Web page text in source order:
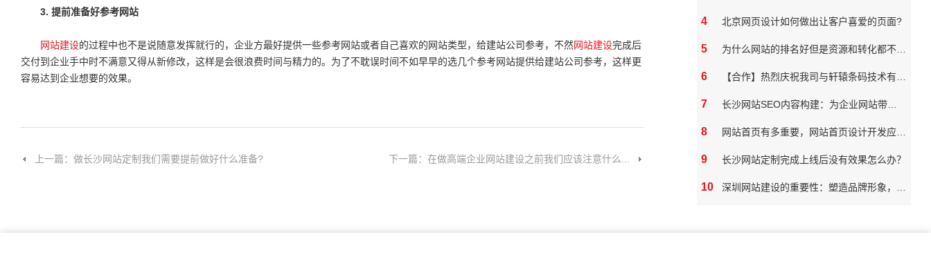
3. 提前准备好参考网站
网站建设的过程中也不是说随意发挥就行的，企业方最好提供一些参考网站或者自己喜欢的网站类型，给建站公司参考，不然网站建设完成后
交付到企业手中时不满意又得从新修改，这样是会很浪费时间与精力的。为了不耽误时间不如早早的选几个参考网站提供给建站公司参考，这样更
容易达到企业想要的效果。
上一篇：做长沙网站定制我们需要提前做好什么准备? 下一篇：在做高端企业网站建设之前我们应该注意什么...
4 北京网页设计如何做出让客户喜爱的页面?
5
6
7
8
9 长沙网站定制完成上线后没有效果怎么办？
10